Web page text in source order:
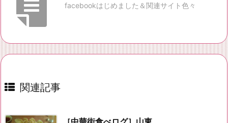
facebookはじめました＆関連サイト色々
関連記事